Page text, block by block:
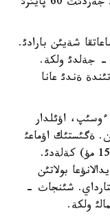
قذمئ جاتئر. جالپئ العاندا قئتايداعئ ءشولدئ جةردئث 60 پايئزئ
كذن ساؤلةسئنئث ءتذسؤئ 3400 ساعاتقا شةيئن بارادئ.
- جةلدئ ولكة.
ةندئ عانا
ورمان ءوسئپ، اؤئلدار
ةگئستئك اؤماعئ
كئسئ باسئنا 3،13 مؤدان (ءبئر گةكتار - 15 مؤ) كةلةدئ.
ميلليون 978 مئث، پايدالانؤعا بولاتئن
310 مئث گةكتارداي. شئنجاث -
ولكة.